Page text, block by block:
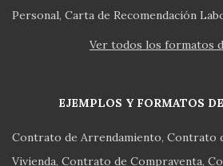
Personal Carta de Recomendación
Ver todos los formatos
EJEMPLOS Y FORMATOS
Contrato de Arrendamiento Contrato
Vivienda Contrato de Compraventa